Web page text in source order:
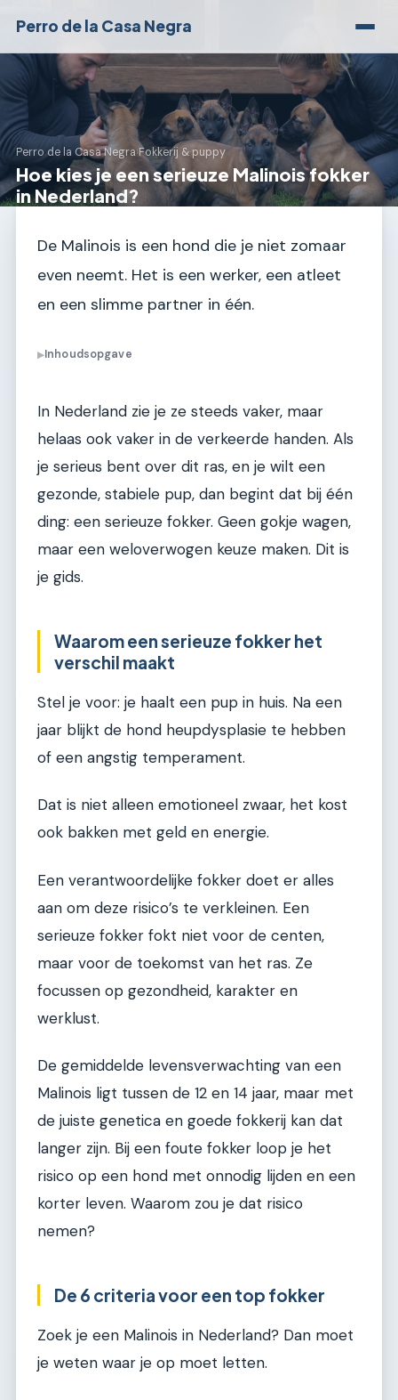
Perro de la Casa Negra
Perro de la Casa Negra›Fokkerij & puppy
Hoe kies je een serieuze Malinois fokker
in Nederland?
De Malinois is een hond die je niet zomaar
even neemt. Het is een werker, een atleet
en een slimme partner in één.
▶Inhoudsopgave
In Nederland zie je ze steeds vaker, maar
helaas ook vaker in de verkeerde handen. Als
je serieus bent over dit ras, en je wilt een
gezonde, stabiele pup, dan begint dat bij één
ding: een serieuze fokker. Geen gokje wagen,
maar een weloverwogen keuze maken. Dit is
je gids.
Waarom een serieuze fokker het
verschil maakt
Stel je voor: je haalt een pup in huis. Na een
jaar blijkt de hond heupdysplasie te hebben
of een angstig temperament.
Dat is niet alleen emotioneel zwaar, het kost
ook bakken met geld en energie.
Een verantwoordelijke fokker doet er alles
aan om deze risico’s te verkleinen. Een
serieuze fokker fokt niet voor de centen,
maar voor de toekomst van het ras. Ze
focussen op gezondheid, karakter en
werklust.
De gemiddelde levensverwachting van een
Malinois ligt tussen de 12 en 14 jaar, maar met
de juiste genetica en goede fokkerij kan dat
langer zijn. Bij een foute fokker loop je het
risico op een hond met onnodig lijden en een
korter leven. Waarom zou je dat risico
nemen?
De 6 criteria voor een top fokker
Zoek je een Malinois in Nederland? Dan moet
je weten waar je op moet letten.